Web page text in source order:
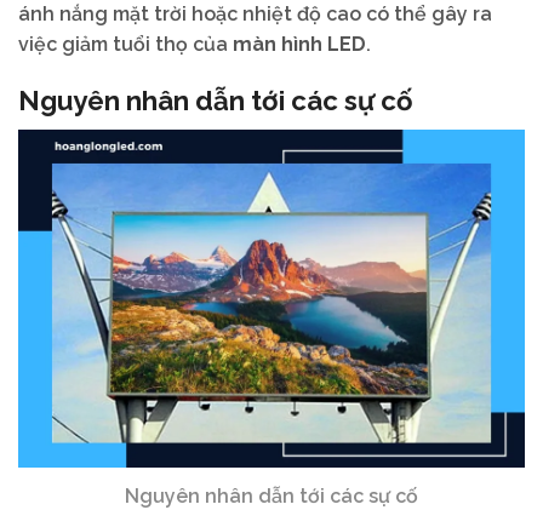
ánh nắng mặt trời hoặc nhiệt độ cao có thể gây ra
việc giảm tuổi thọ của màn hình LED.
Nguyên nhân dẫn tới các sự cố
Nguyên nhân dẫn tới các sự cố